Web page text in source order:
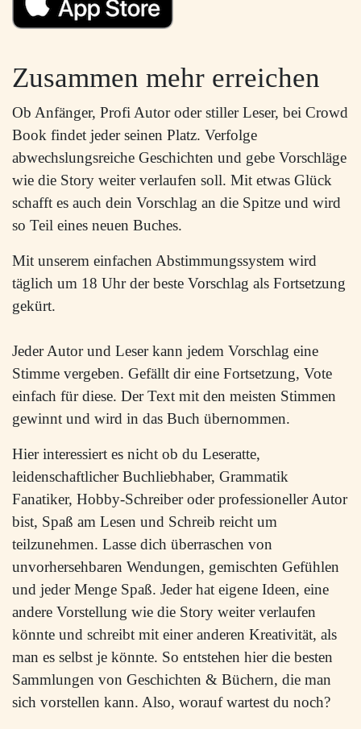
Zusammen mehr erreichen
Ob Anfänger, Profi Autor oder stiller Leser, bei Crowd
Book findet jeder seinen Platz. Verfolge
abwechslungsreiche Geschichten und gebe Vorschläge
wie die Story weiter verlaufen soll. Mit etwas Glück
schafft es auch dein Vorschlag an die Spitze und wird
so Teil eines neuen Buches.
Mit unserem einfachen Abstimmungssystem wird
täglich um 18 Uhr der beste Vorschlag als Fortsetzung
gekürt.
Jeder Autor und Leser kann jedem Vorschlag eine
Stimme vergeben. Gefällt dir eine Fortsetzung, Vote
einfach für diese. Der Text mit den meisten Stimmen
gewinnt und wird in das Buch übernommen.
Hier interessiert es nicht ob du Leseratte,
leidenschaftlicher Buchliebhaber, Grammatik
Fanatiker, Hobby-Schreiber oder professioneller Autor
bist, Spaß am Lesen und Schreib reicht um
teilzunehmen. Lasse dich überraschen von
unvorhersehbaren Wendungen, gemischten Gefühlen
und jeder Menge Spaß. Jeder hat eigene Ideen, eine
andere Vorstellung wie die Story weiter verlaufen
könnte und schreibt mit einer anderen Kreativität, als
man es selbst je könnte. So entstehen hier die besten
Sammlungen von Geschichten & Büchern, die man
sich vorstellen kann. Also, worauf wartest du noch?